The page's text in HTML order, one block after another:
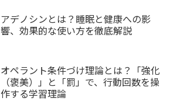
アデノシンとは？睡眠と健康への影
響、効果的な使い方を徹底解説
オペラント条件づけ理論とは？「強化
（褒美）」と「罰」で、行動回数を操
作する学習理論